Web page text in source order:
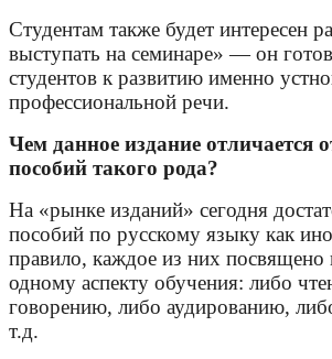
Студентам также будет интересен
выступать на семинаре» — он
студентов к развитию именно
профессиональной речи.
Чем данное издание отличается
пособий такого рода?
На «рынке изданий» сегодня
пособий по русскому языку как
правило, каждое из них посвящено
одному аспекту обучения: либо
говорению, либо аудированию,
т.д.